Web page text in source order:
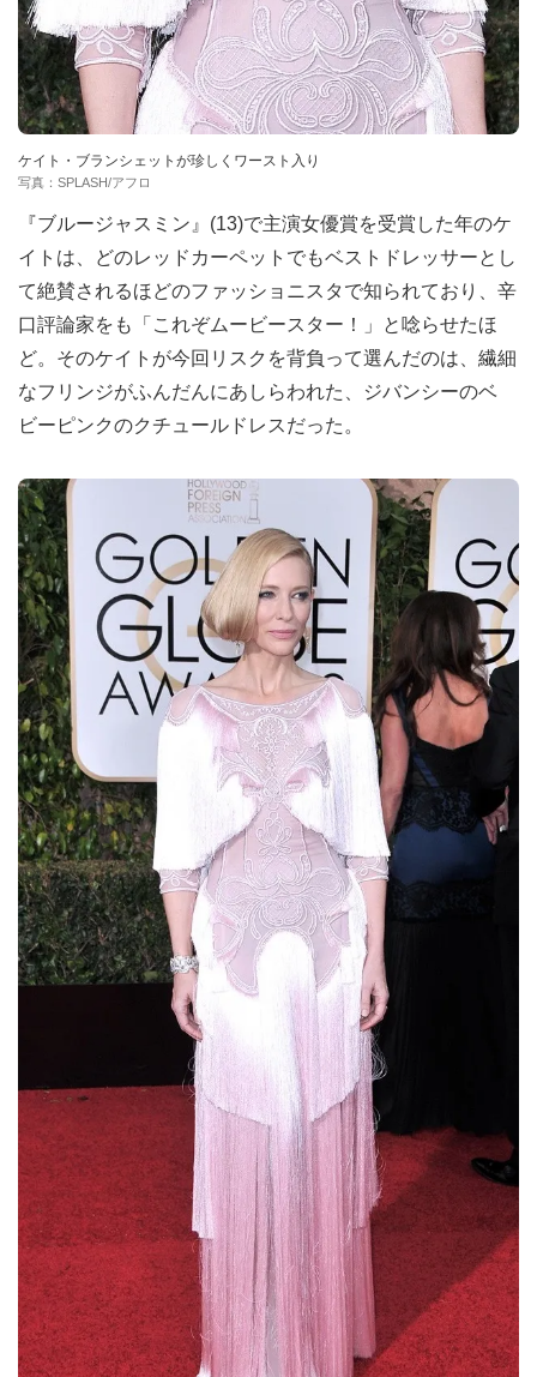
ケイト・ブランシェットが珍しくワースト入り
写真：SPLASH/アフロ
『ブルージャスミン』(13)で主演女優賞を受賞した年のケ
イトは、どのレッドカーペットでもベストドレッサーとし
て絶賛されるほどのファッショニスタで知られており、辛
口評論家をも「これぞムービースター！」と唸らせたほ
ど。そのケイトが今回リスクを背負って選んだのは、繊細
なフリンジがふんだんにあしらわれた、ジバンシーのベ
ビーピンクのクチュールドレスだった。